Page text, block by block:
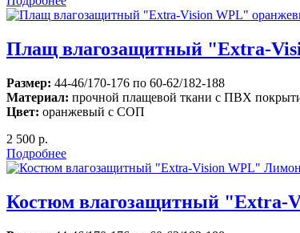
Плащ влагозащитный "Extra-
Размер: 44-46/170-176 по 60-62/182-188
Материал: прочной плащевой ткани с ПВХ
Цвет: оранжевый с СОП
2 500 р.
Подробнее
Костюм влагозащитный "Extra-